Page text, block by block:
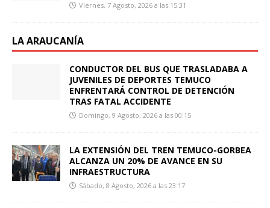
Viernes, 7 Agosto, 2026 a las 15:31
LA ARAUCANÍA
CONDUCTOR DEL BUS QUE TRASLADABA A
JUVENILES DE DEPORTES TEMUCO
ENFRENTARÁ CONTROL DE DETENCIÓN
TRAS FATAL ACCIDENTE
Domingo, 9 Agosto, 2026 a las 00:15
LA EXTENSIÓN DEL TREN TEMUCO-GORBEA
ALCANZA UN 20% DE AVANCE EN SU
INFRAESTRUCTURA
Sábado, 8 Agosto, 2026 a las 23:17